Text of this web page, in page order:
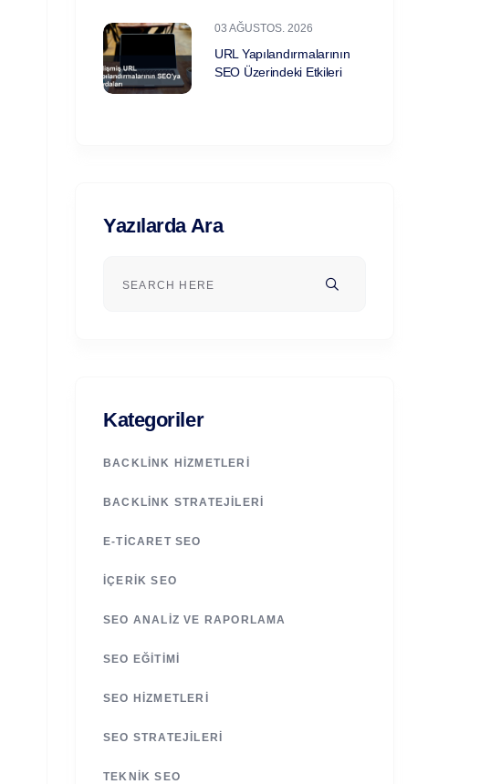
03 AĞUSTOS. 2026
URL Yapılandırmalarının
SEO Üzerindeki Etkileri
Yazılarda Ara
Kategoriler
BACKLINK HIZMETLERI
BACKLINK STRATEJILERI
E-TICARET SEO
İÇERIK SEO
SEO ANALIZ VE RAPORLAMA
SEO EĞITIMI
SEO HIZMETLERI
SEO STRATEJILERI
TEKNIK SEO